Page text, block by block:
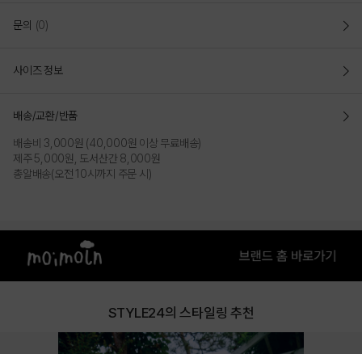
문의 (0)
사이즈 정보
배송/교환/반품
배송비 3,000원 (40,000원 이상 무료배송)
제주 5,000원, 도서산간 8,000원
총알배송(오전 10시까지 주문 시)
STYLE24의 스타일링 추천